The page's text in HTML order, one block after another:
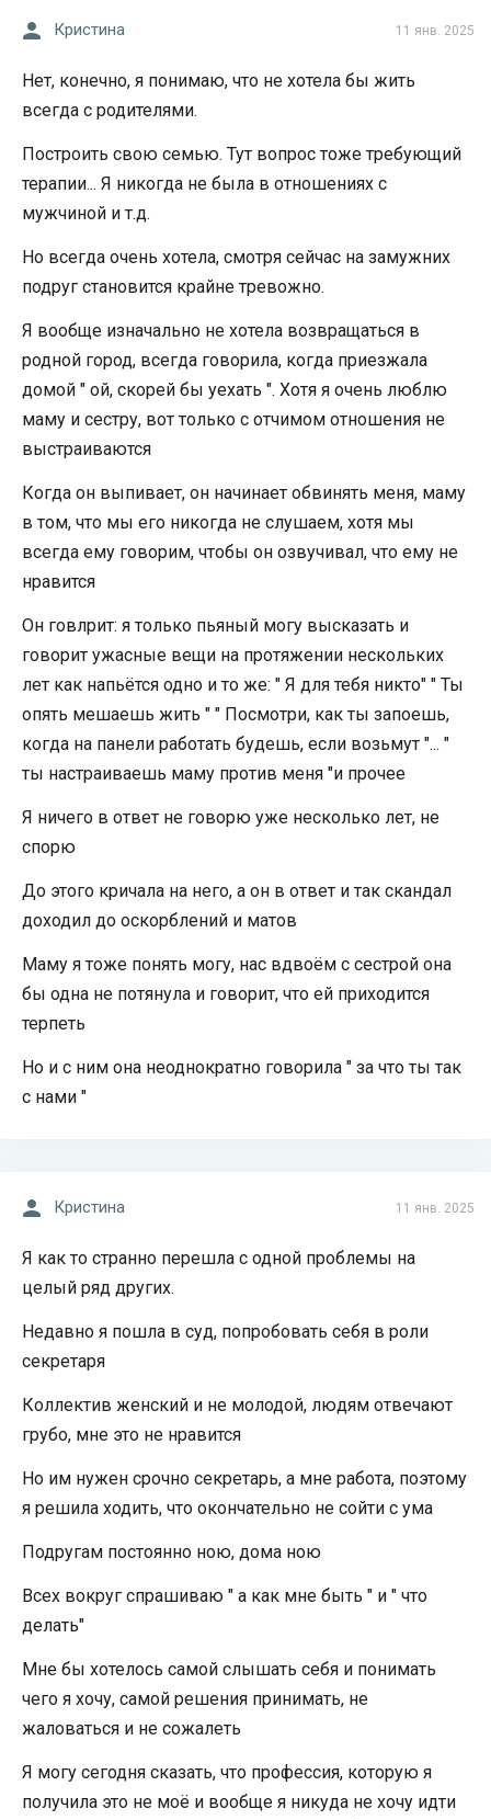
11 янв. 2025
Кристина
Нет, конечно, я понимаю, что не хотела бы жить
всегда с родителями.
Построить свою семью. Тут вопрос тоже требующий
терапии... Я никогда не была в отношениях с
мужчиной и т.д.
Но всегда очень хотела, смотря сейчас на замужних
подруг становится крайне тревожно.
Я вообще изначально не хотела возвращаться в
родной город, всегда говорила, когда приезжала
домой " ой, скорей бы уехать ". Хотя я очень люблю
маму и сестру, вот только с отчимом отношения не
выстраиваются
Когда он выпивает, он начинает обвинять меня, маму
в том, что мы его никогда не слушаем, хотя мы
всегда ему говорим, чтобы он озвучивал, что ему не
нравится
Он говлрит: я только пьяный могу высказать и
говорит ужасные вещи на протяжении нескольких
лет как напьётся одно и то же: " Я для тебя никто" " Ты
опять мешаешь жить " " Посмотри, как ты запоешь,
когда на панели работать будешь, если возьмут "... "
ты настраиваешь маму против меня "и прочее
Я ничего в ответ не говорю уже несколько лет, не
спорю
До этого кричала на него, а он в ответ и так скандал
доходил до оскорблений и матов
Маму я тоже понять могу, нас вдвоём с сестрой она
бы одна не потянула и говорит, что ей приходится
терпеть
Но и с ним она неоднократно говорила " за что ты так
с нами "
11 янв. 2025
Кристина
Я как то странно перешла с одной проблемы на
целый ряд других.
Недавно я пошла в суд, попробовать себя в роли
секретаря
Коллектив женский и не молодой, людям отвечают
грубо, мне это не нравится
Но им нужен срочно секретарь, а мне работа, поэтому
я решила ходить, что окончательно не сойти с ума
Подругам постоянно ною, дома ною
Всех вокруг спрашиваю " а как мне быть " и " что
делать"
Мне бы хотелось самой слышать себя и понимать
чего я хочу, самой решения принимать, не
жаловаться и не сожалеть
Я могу сегодня сказать, что профессия, которую я
получила это не моё и вообще я никуда не хочу идти